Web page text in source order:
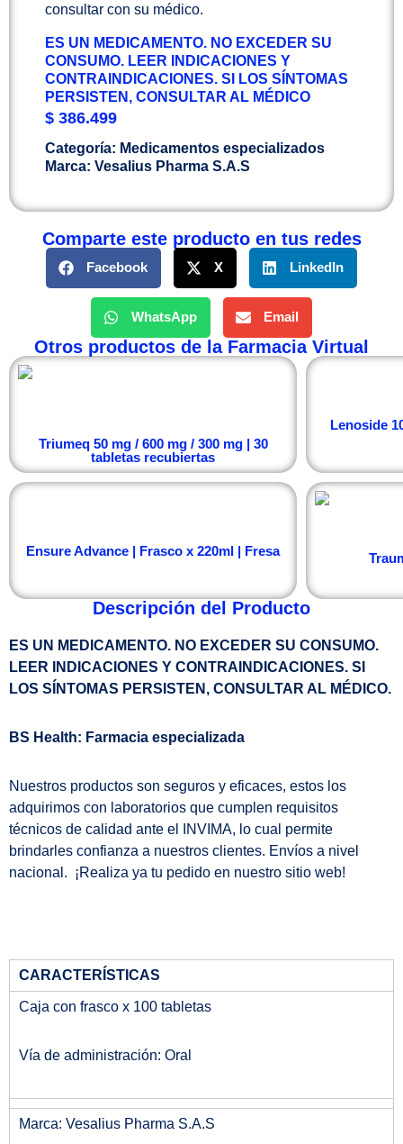
consultar con su médico.
ES UN MEDICAMENTO. NO EXCEDER SU
CONSUMO. LEER INDICACIONES Y
CONTRAINDICACIONES. SI LOS SÍNTOMAS
PERSISTEN, CONSULTAR AL MÉDICO
$ 386.499
Categoría: Medicamentos especializados
Marca: Vesalius Pharma S.A.S
Comparte este producto en tus redes
Facebook X LinkedIn
WhatsApp Email
Otros productos de la Farmacia Virtual
Triumeq 50 mg / 600 mg / 300 mg | 30
tabletas recubiertas
Lenoside
Ensure Advance | Frasco x 220ml | Fresa
Descripción del Producto
ES UN MEDICAMENTO. NO EXCEDER SU CONSUMO.
LEER INDICACIONES Y CONTRAINDICACIONES. SI
LOS SÍNTOMAS PERSISTEN, CONSULTAR AL MÉDICO.
BS Health: Farmacia especializada
Nuestros productos son seguros y eficaces, estos los
adquirimos con laboratorios que cumplen requisitos
técnicos de calidad ante el INVIMA, lo cual permite
brindarles confianza a nuestros clientes. Envíos a nivel
nacional. ¡Realiza ya tu pedido en nuestro sitio web!
CARACTERÍSTICAS
Caja con frasco x 100 tabletas
Vía de administración: Oral
Marca: Vesalius Pharma S.A.S